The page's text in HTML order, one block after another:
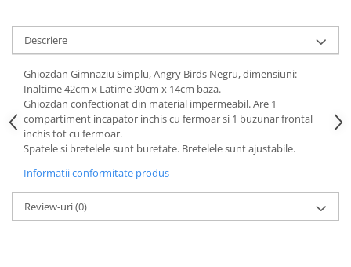
Descriere
Ghiozdan Gimnaziu Simplu, Angry Birds Negru, dimensiuni:
Inaltime 42cm x Latime 30cm x 14cm baza.
Ghiozdan confectionat din material impermeabil. Are 1
compartiment incapator inchis cu fermoar si 1 buzunar frontal
inchis tot cu fermoar.
Spatele si bretelele sunt buretate. Bretelele sunt ajustabile.
Informatii conformitate produs
Review-uri(0)